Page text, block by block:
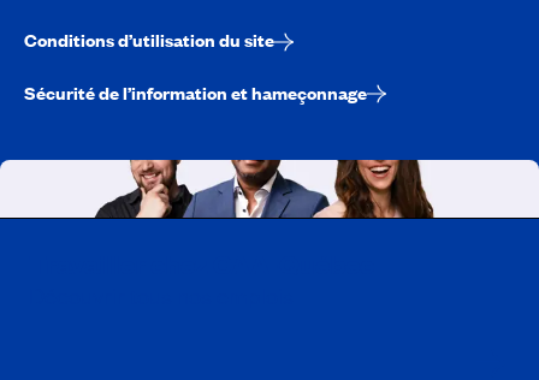
Conditions d’utilisation du site
Sécurité de l’information et hameçonnage